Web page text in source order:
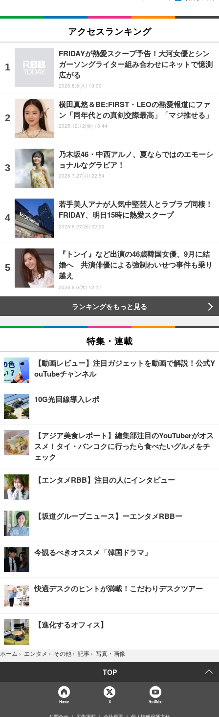
アクセスランキング
FRIDAYが熱愛スクープ予告！大河女優とシン
ガーソングライター組み合わせにネットで憶測
広がる
2026.8.6(木) 13:00
横田真悠＆BE:FIRST・LEOの熱愛報道にファ
ン「同年代との真剣交際最高」「マジ推せる」
2025.12.12(金) 18:44
乃木坂46・中西アルノ、夏ならではのエモーシ
ョナルなグラビア！
2026.7.27(月) 22:54
若手美人アナが人気中堅芸人とラブラブ同棲！
FRIDAY、明日15時に熱愛スクープ
2025.8.27(水) 22:20
『トンイ』など出演の46歳韓国女優、9月に結
婚へ 共演俳優による強制わいせつ事件も乗り
越え
2026.8.6(木) 12:17
ランキングをもっと見る
特集・連載
【動画レビュー】注目ガジェットを動画で解説！公式Y
ouTubeチャンネル
10G光回線導入レポ
【アジア美食レポート】編集部注目のYouTuberがオス
スメ！タイ・バンコクに行ったら食べたいグルメをチ
ェック
【エンタメRBB】注目の人にインタビュー
【坂道グループニュース】ーエンタメRBBー
今観るべきオススメ「韓国ドラマ」
快適デスクのヒントが満載！こだわりデスクツアー
【進化するオフィス】
ホーム › エンタメ › その他 › 記事 › 写真・画像
TOP
Home X YouTube